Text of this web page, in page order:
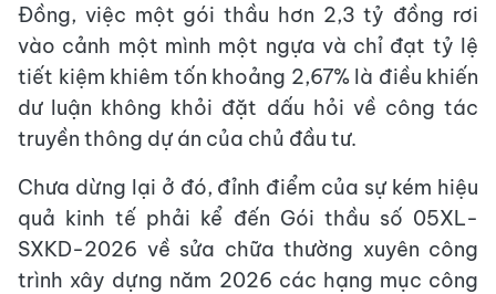
Đồng, việc một gói thầu hơn 2,3 tỷ đồng rơi
vào cảnh một mình một ngựa và chỉ đạt tỷ lệ
tiết kiệm khiêm tốn khoảng 2,67% là điều khiến
dư luận không khỏi đặt dấu hỏi về công tác
truyền thông dự án của chủ đầu tư.
Chưa dừng lại ở đó, đỉnh điểm của sự kém hiệu
quả kinh tế phải kể đến Gói thầu số 05XL-
SXKD-2026 về sửa chữa thường xuyên công
trình xây dựng năm 2026 các hạng mục công